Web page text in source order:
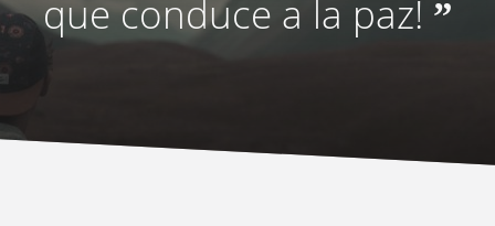
que conduce a la paz! ”